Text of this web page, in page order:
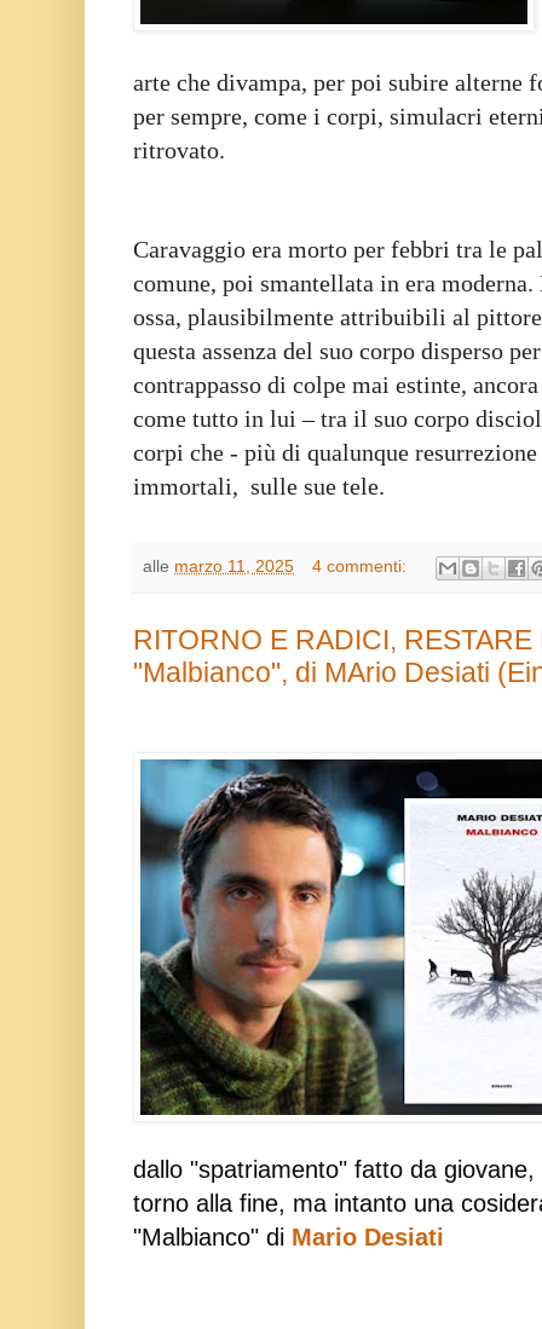
arte che divampa, per poi subire alterne
per sempre, come i corpi, simulacri
ritrovato.
Caravaggio era morto per febbri tra le
comune, poi smantellata in era
ossa, plausibilmente attribuibili al
questa assenza del suo corpo disperso
contrappasso di colpe mai estinte,
come tutto in lui – tra il suo corpo
corpi che - più di qualunque
immortali, sulle sue tele.
alle marzo 11, 2025 4 commenti:
RITORNO E RADICI, RESTARE
"Malbianco", di MArio Desiati
dallo "spatriamento" fatto da
torno alla fine, ma intanto una
"Malbianco" di Mario Desiati